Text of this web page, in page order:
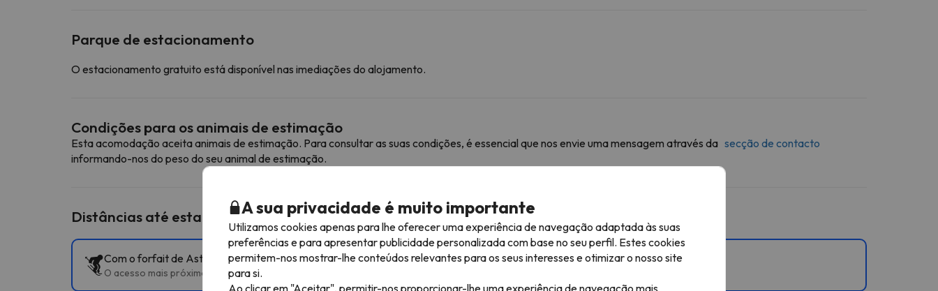
Parque de estacionamento
O estacionamento gratuito está disponível nas imediações do alojamento.
Condições para os animais de estimação
Esta acomodação aceita animais de estimação. Para consultar as suas condições, é essencial que nos envie uma mensagem através da secção de contacto
informando-nos do peso do seu animal de estimação.
Distâncias até estações de esqui próximas
Com o forfait de Astún y Candanchú, pode aceder a várias estâncias e desfrutar de 101 km de pistas.
O acesso mais próximo às pistas é Telesilla Alto Aragón em Candanchú. Também pode esquiar em Candanchú.
A sua privacidade é muito importante
Utilizamos cookies apenas para lhe oferecer uma experiência de navegação adaptada às suas
preferências e para apresentar publicidade personalizada com base no seu perfil. Estes cookies
permitem-nos mostrar-lhe conteúdos relevantes para os seus interesses e otimizar o nosso site
para si.
Ao clicar em "Aceitar", permitir-nos proporcionar-lhe uma experiência de navegação mais